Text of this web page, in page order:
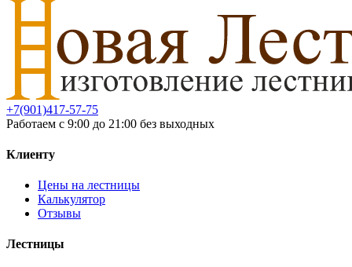
+7(901)417-57-75
Работаем с 9:00 до 21:00 без выходных
Клиенту
Цены на лестницы
Калькулятор
Отзывы
Лестницы